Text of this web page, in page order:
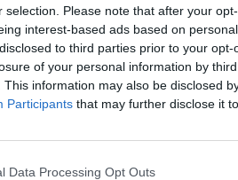
selection. Please note that after your
interest-based ads based on
to third parties prior to your
of your personal information by
This information may also be disclosed
Participants that may further disclose it
Data Processing Opt Outs